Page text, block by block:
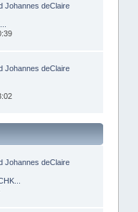
Johannes deClaire
Johannes deClaire
Johannes deClaire